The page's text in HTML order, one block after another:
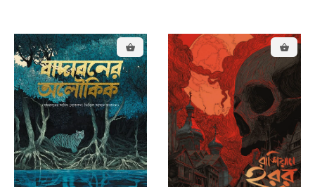
ভারতবর্ষ
Your cart is empty!
Looks like you haven't made your menu